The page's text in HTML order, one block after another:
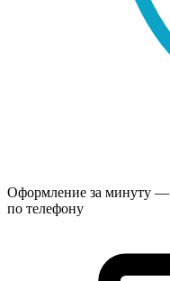
Оформление за минуту —
по телефону